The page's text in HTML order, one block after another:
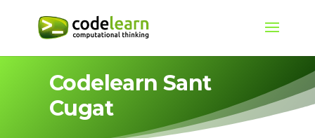
Codelearn Sant
Cugat